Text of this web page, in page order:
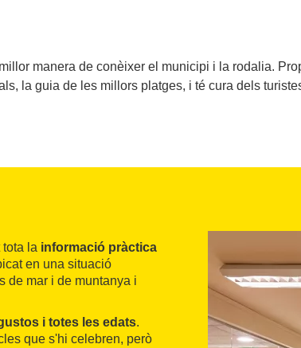
manera de conèixer el municipi i la rodalia.
la guia de les millors platges, i té cura dels
la informació pràctica
en una situació
de mar i de muntanya i
i totes les edats.
que s'hi celebren, però